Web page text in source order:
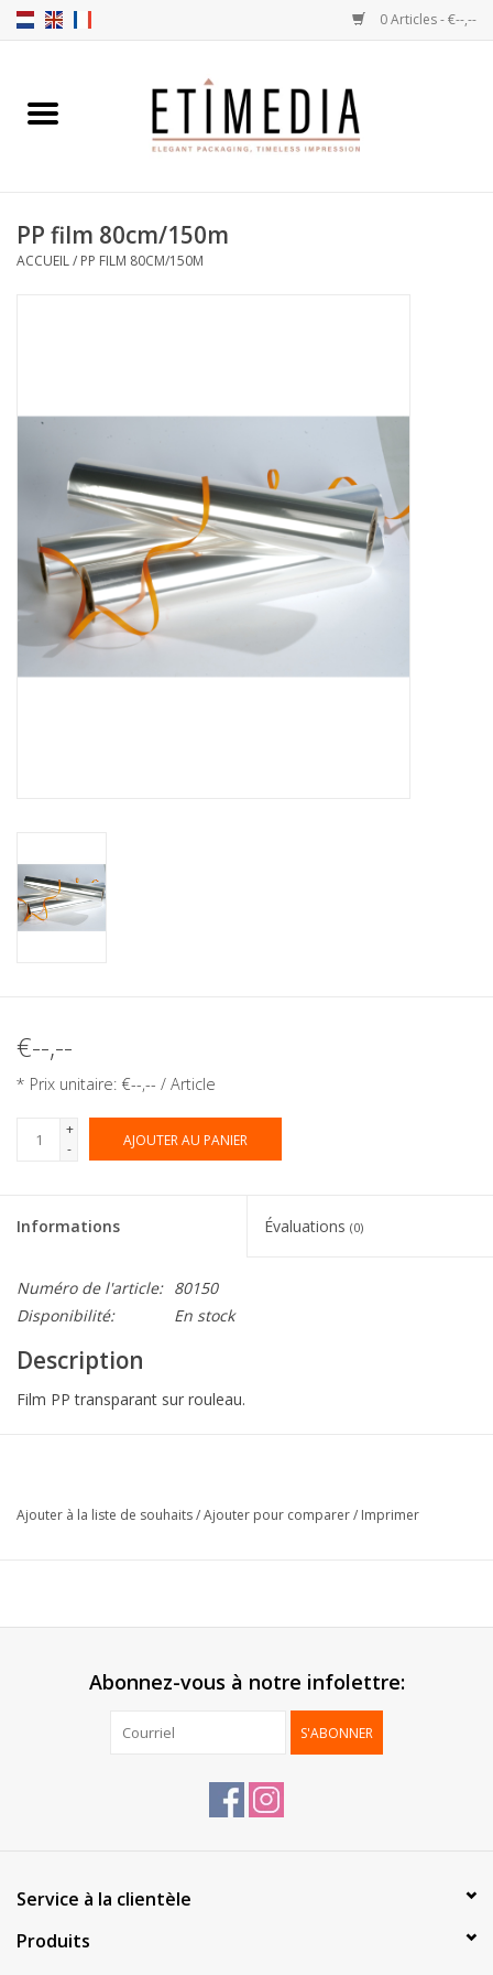
0 Articles - €--,--
Accueil
Transparantes
Articles à remplir
Fleurs & deco
Cabas
Nouveautés 2026
Catalogue: boîtes de luxe
PP film 80cm/150m
ACCUEIL/ PP FILM 80CM/150M
€--,--
* Prix unitaire: €--,-- / Article
+
-
AJOUTER AU PANIER
Informations Évaluations (0)
Numéro de l'article: 80150
Disponibilité:
En stock
Description
Film PP transparant sur rouleau.
Livré:
Sur rouleau
d'informations*
Ajouter à la liste de souhaits/Ajouter pour comparer/ Imprimer
Abonnez-vous à notre infolettre:
S'ABONNER
Service à la clientèle
Produits